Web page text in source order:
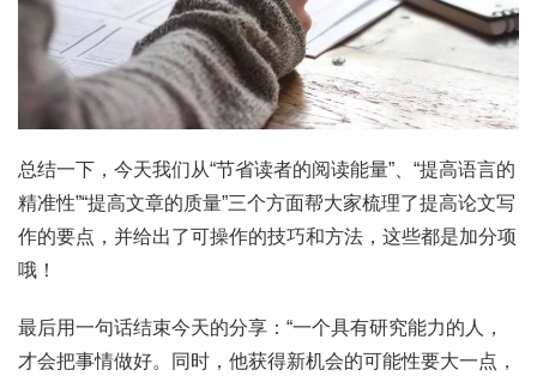
总结一下，今天我们从“节省读者的阅读能量”、“提高语言的
精准性”“提高文章的质量”三个方面帮大家梳理了提高论文写
作的要点，并给出了可操作的技巧和方法，这些都是加分项
哦！
最后用一句话结束今天的分享：“一个具有研究能力的人，
才会把事情做好。同时，他获得新机会的可能性要大一点，